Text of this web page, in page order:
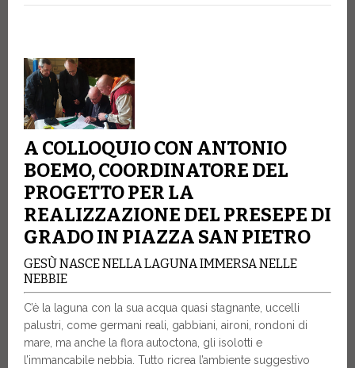
A COLLOQUIO CON ANTONIO
BOEMO, COORDINATORE DEL
PROGETTO PER LA
REALIZZAZIONE DEL PRESEPE DI
GRADO IN PIAZZA SAN PIETRO
GESÙ NASCE NELLA LAGUNA IMMERSA NELLE
NEBBIE
C’è la laguna con la sua acqua quasi stagnante, uccelli
palustri, come germani reali, gabbiani, aironi, rondoni di
mare, ma anche la flora autoctona, gli isolotti e
l’immancabile nebbia. Tutto ricrea l’ambiente suggestivo